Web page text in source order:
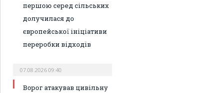
першою серед сільських
долучилася до
європейської ініціативи
переробки відходів
07.08.2026 09:40
Ворог атакував цивільну